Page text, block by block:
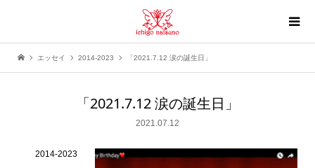
エッセイ 2014-2023 「2021.7.12 涙の誕生日」
「2021.7.12 涙の誕生日」
2021.07.12
2014-2023